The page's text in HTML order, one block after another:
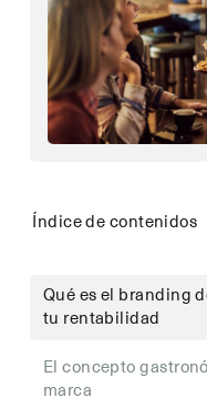
Índice de contenidos
Qué es el branding
tu rentabilidad
El concepto
marca